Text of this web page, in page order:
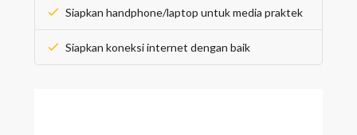
Siapkan handphone/laptop untuk media praktek
Siapkan koneksi internet dengan baik